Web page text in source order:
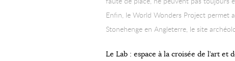
Enfin, le World Wonders Project permet
Stonehenge en Angleterre, le site
Le Lab : espace à la croisée de l’art et